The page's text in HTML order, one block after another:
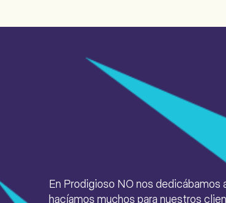
En Prodigioso NO nos dedicábamos
hacíamos muchos para nuestros